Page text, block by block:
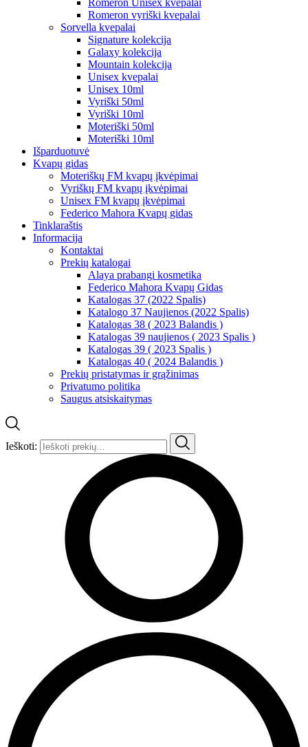
Romeron Unisex kvepalai
Romeron vyriški kvepalai
Sorvella kvepalai
Signature kolekcija
Galaxy kolekcija
Mountain kolekcija
Unisex kvepalai
Unisex 10ml
Vyriški 50ml
Vyriški 10ml
Moteriški 50ml
Moteriški 10ml
Išparduotuvė
Kvapų gidas
Moteriškų FM kvapų įkvėpimai
Vyriškų FM kvapų įkvėpimai
Unisex FM kvapų įkvėpimai
Federico Mahora Kvapų gidas
Tinklaraštis
Informacija
Kontaktai
Prekių katalogai
Alaya prabangi kosmetika
Federico Mahora Kvapų Gidas
Katalogas 37 (2022 Spalis)
Katalogo 37 Naujienos (2022 Spalis)
Katalogas 38 ( 2023 Balandis )
Katalogas 39 naujienos ( 2023 Spalis )
Katalogas 39 ( 2023 Spalis )
Katalogas 40 ( 2024 Balandis )
Prekių pristatymas ir grąžinimas
Privatumo politika
Saugus atsiskaitymas
Ieškoti: